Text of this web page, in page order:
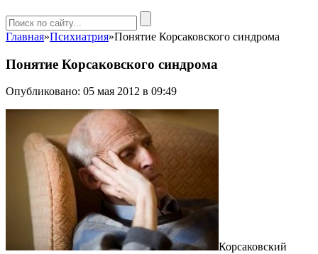
Главная»Психиатрия»Понятие Корсаковского синдрома
Понятие Корсаковского синдрома
Опубликовано: 05 мая 2012 в 09:49
Корсаковский